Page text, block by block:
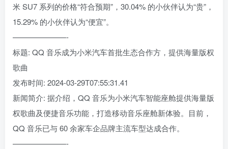
米 SU7 系列的价格“符合预期”，30.04% 的小伙伴认为“贵”，
15.29% 的小伙伴认为“便宜”。
———————-
标题: QQ 音乐成为小米汽车首批生态合作方，提供海量版权
歌曲
发布时间: 2024-03-29T07:55:31.41
新闻简介: 据介绍，QQ 音乐为小米汽车智能座舱提供海量版
权歌曲及便捷音乐功能，打造移动音乐座舱新体验。目前，
QQ 音乐已与 60 余家车企品牌主流车型达成合作。
———————-